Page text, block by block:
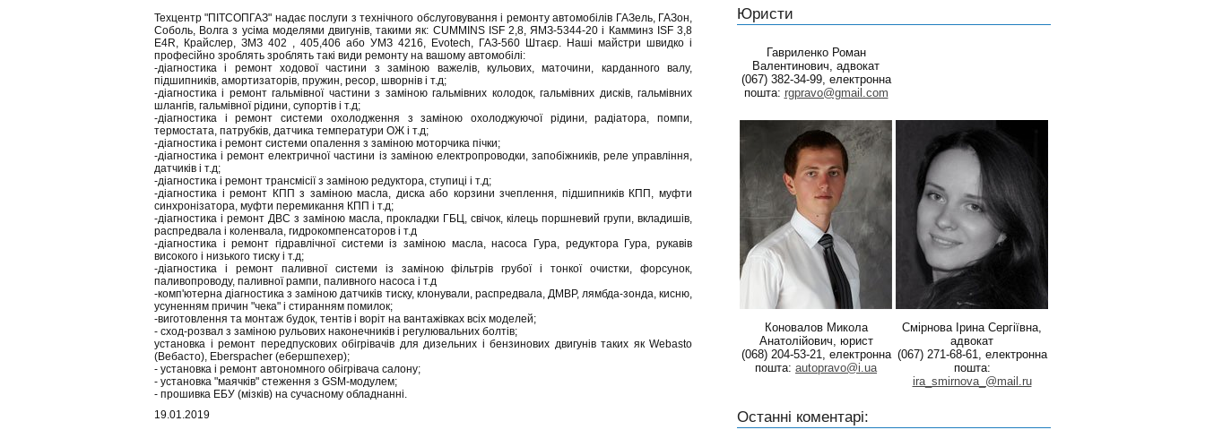
Техцентр "ПІТСОПГАЗ" надає послуги з технічного обслуговування і ремонту автомобілів ГАЗель, ГАЗон,
Соболь, Волга з усіма моделями двигунів, такими як: CUMMINS ISF 2,8, ЯМЗ-5344-20 і Камминз ISF 3,8
Е4R, Крайслер, ЗМЗ 402 , 405,406 або УМЗ 4216, Evotech, ГАЗ-560 Штаєр. Наші майстри швидко і
професійно зроблять зроблять такі види ремонту на вашому автомобілі:
-діагностика і ремонт ходової частини з заміною важелів, кульових, маточини, карданного валу,
підшипників, амортизаторів, пружин, ресор, шворнів і т.д;
-діагностика і ремонт гальмівної частини з заміною гальмівних колодок, гальмівних дисків, гальмівних
шлангів, гальмівної рідини, супортів і т.д;
-діагностика і ремонт системи охолодження з заміною охолоджуючої рідини, радіатора, помпи,
термостата, патрубків, датчика температури ОЖ і т.д;
-діагностика і ремонт системи опалення з заміною моторчика пічки;
-діагностика і ремонт електричної частини із заміною електропроводки, запобіжників, реле управління,
датчиків і т.д;
-діагностика і ремонт трансмісії з заміною редуктора, ступиці і т.д;
-діагностика і ремонт КПП з заміною масла, диска або корзини зчеплення, підшипників КПП, муфти
синхронізатора, муфти перемикання КПП і т.д;
-діагностика і ремонт ДВС з заміною масла, прокладки ГБЦ, свічок, кілець поршневий групи, вкладишів,
распредвала і коленвала, гидрокомпенсаторов і т.д
-діагностика і ремонт гідравлічної системи із заміною масла, насоса Гура, редуктора Гура, рукавів
високого і низького тиску і т.д;
-діагностика і ремонт паливної системи із заміною фільтрів грубої і тонкої очистки, форсунок,
паливопроводу, паливної рампи, паливного насоса і т.д
-комп'ютерна діагностика з заміною датчиків тиску, клонували, распредвала, ДМВР, лямбда-зонда, кисню,
усуненням причин "чека" і стиранням помилок;
-виготовлення та монтаж будок, тентів і воріт на вантажівках всіх моделей;
- сход-розвал з заміною рульових наконечників і регулювальних болтів;
установка і ремонт передпускових обігрівачів для дизельних і бензинових двигунів таких як Webasto
(Вебасто), Eberspacher (ебершпехер);
- установка і ремонт автономного обігрівача салону;
- установка "маячків" стеження з GSM-модулем;
- прошивка ЕБУ (мізків) на сучасному обладнанні.
19.01.2019
Юристи
Гавриленко Роман
Валентинович, адвокат
(067) 382-34-99, електронна
пошта: rgpravo@gmail.com
Коновалов Микола
Анатолійович, юрист
(068) 204-53-21, електронна
пошта: autopravo@i.ua
Смірнова Ірина Сергіївна,
адвокат
(067) 271-68-61, електронна
пошта:
ira_smirnova_@mail.ru
Останні коментарі: